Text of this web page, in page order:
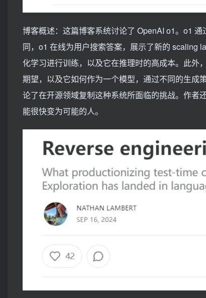
博客概述：这篇博客系统讨论了 OpenAI o1。o1
同，o1 在线为用户搜索答案，展示了新的
化学习进行训练，以及它在推理时的高成本。此外
期望，以及它如何作为一个模型，通过不同的生成
论了在开源领域复制这种系统所面临的挑战。作者
能很快变为可能的人。